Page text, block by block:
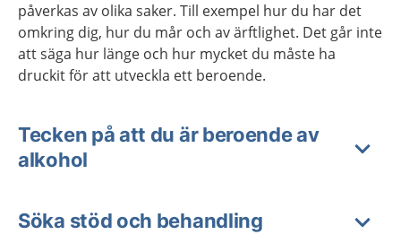
påverkas av olika saker. Till exempel hur du har det
omkring dig, hur du mår och av ärftlighet. Det går inte
att säga hur länge och hur mycket du måste ha
druckit för att utveckla ett beroende.
Tecken på att du är beroende av
alkohol
Söka stöd och behandling